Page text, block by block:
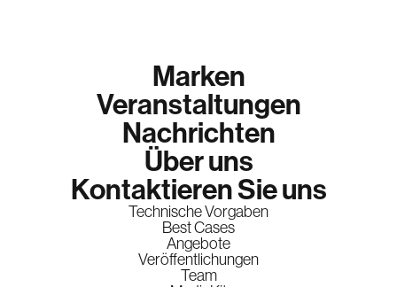
Marken
Veranstaltungen
Nachrichten
Über uns
Kontaktieren Sie uns
Technische Vorgaben
Best Cases
Angebote
Veröffentlichungen
Team